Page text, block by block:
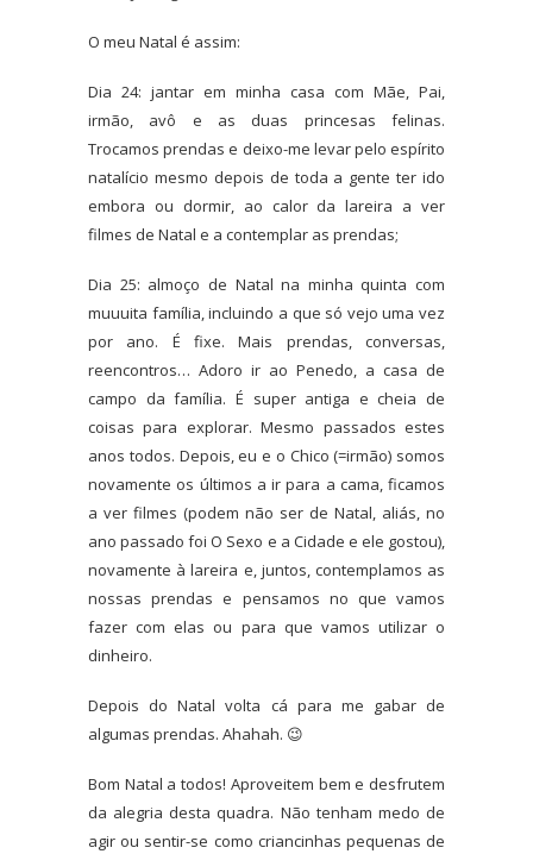
O meu Natal é assim:
Dia 24: jantar em minha casa com Mãe, Pai,
irmão, avô e as duas princesas felinas.
Trocamos prendas e deixo-me levar pelo espírito
natalício mesmo depois de toda a gente ter ido
embora ou dormir, ao calor da lareira a ver
filmes de Natal e a contemplar as prendas;
Dia 25: almoço de Natal na minha quinta com
muuuita família, incluindo a que só vejo uma vez
por ano. É fixe. Mais prendas, conversas,
reencontros… Adoro ir ao Penedo, a casa de
campo da família. É super antiga e cheia de
coisas para explorar. Mesmo passados estes
anos todos. Depois, eu e o Chico (=irmão) somos
novamente os últimos a ir para a cama, ficamos
a ver filmes (podem não ser de Natal, aliás, no
ano passado foi O Sexo e a Cidade e ele gostou),
novamente à lareira e, juntos, contemplamos as
nossas prendas e pensamos no que vamos
fazer com elas ou para que vamos utilizar o
dinheiro.
Depois do Natal volta cá para me gabar de
algumas prendas. Ahahah. 😉
Bom Natal a todos! Aproveitem bem e desfrutem
da alegria desta quadra. Não tenham medo de
agir ou sentir-se como criancinhas pequenas de